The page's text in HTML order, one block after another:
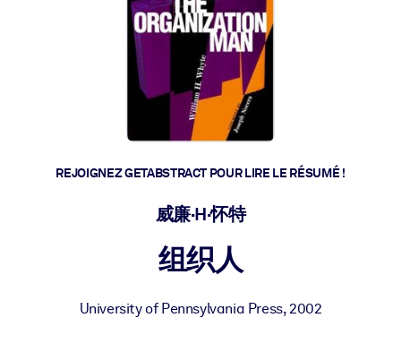
Préparez vos dirigeants à la nouvelle ère du travail.
Apprentissage collaboratif
Facilitez l'apprentissage en équipe, la résolution de problèmes
pour l'avenir.
PAR SYSTÈME
REJOIGNEZ GETABSTRACT POUR LIRE LE RÉSUMÉ !
威廉·H·怀特
组织人
University of Pennsylvania Press,2002